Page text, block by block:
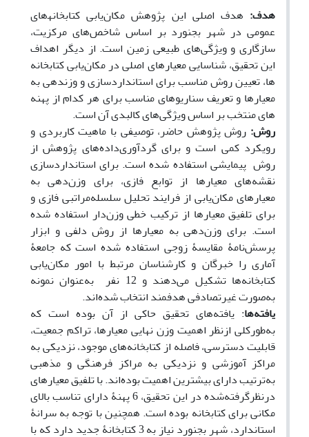
هدف: هدف اصلی این پژوهش مکان‌یابی کتابخانه­‍‌های
عمومی در شهر بجنورد بر اساس شاخص‌­های مرکزیت،
سازگاری و ویژگی­‌های طبیعی زمین است. از دیگر اهداف
این تحقیق، شناسایی معیارهای اصلی در مکان‌یابی کتابخانه­‌
ها، تعیین روش مناسب برای استانداردسازی و وزن­دهی به
معیارها و تعریف سناریوهای مناسب برای هر کدام از پهنه­‌
های منتخب بر اساس ویژگی­‌های کالبدی آن است.
روش‌: روش پژوهش حاضر، توصیفی با ماهیت کاربردی و
رویکرد کمی است و برای گردآوری­‌داده‌­های پژوهش از
روش پیمایشی استفاده شده است. برای استانداردسازی
نقشه­‌های معیارها از توابع فازی، برای وزن‌‌دهی به
معیارهای مکان‌یابی از فرایند تحلیل سلسله‌مراتبی فازی و
برای تلفیق معیارها از ترکیب خطی وزن‌­دار استفاده شده
است. برای وزن‌­دهی به معیارها از روش دلفی و ابزار
پرسش‌نامۀ مقایسۀ زوجی استفاده ‌شده است که جامعۀ
آماری را خبرگان و کارشناسان مرتبط با امور مکان‌یابی
کتابخانه­‌ها تشکیل می‌­دهند و 12 نفر به‌عنوان نمونه
به‌صورت غیرتصادفی هدفمند انتخاب شده‌اند.
یافته­‌ها: یافته‌­های تحقیق حاکی از آن بوده است که
به‌طورکلی ازنظر اهمیت وزن نهایی معیارها، تراکم جمعیت،
قابلیت دسترسی، فاصله از کتابخانه‌­های موجود، نزدیکی به
مراکز آموزشی و نزدیکی به مراکز فرهنگی و مذهبی
به‌ترتیب دارای بیشترین اهمیت بوده­‌اند. با تلفیق معیارهای
درنظرگرفته‌شده در این تحقیق، 6 پهنۀ دارای تناسب بالای
مکانی برای کتابخانه بوده است. همچنین با توجه به سرانۀ
استاندارد، شهر بجنورد نیاز به 3 کتابخانۀ جدید دارد که با